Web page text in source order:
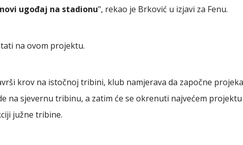
ugođaj na stadionu", rekao je Brković u izjavi za Fenu.
na ovom projektu.
krov na istočnoj tribini, klub namjerava da započne
na sjevernu tribinu, a zatim će se okrenuti najvećem
južne tribine.